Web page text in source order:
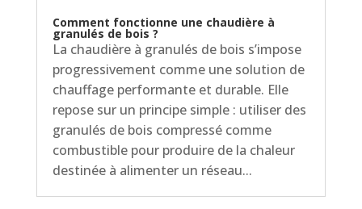
Comment fonctionne une chaudière à
granulés de bois ?
La chaudière à granulés de bois s’impose
progressivement comme une solution de
chauffage performante et durable. Elle
repose sur un principe simple : utiliser des
granulés de bois compressé comme
combustible pour produire de la chaleur
destinée à alimenter un réseau...